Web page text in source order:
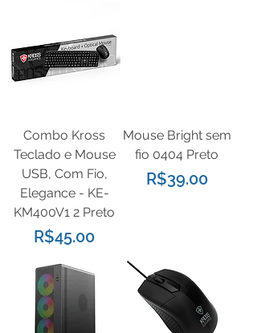
Combo Kross
Teclado e Mouse
USB, Com Fio,
Elegance - KE-
KM400V1 2 Preto
Price
R$45.00
Mouse Bright sem
fio 0404 Preto
Price
R$39.00